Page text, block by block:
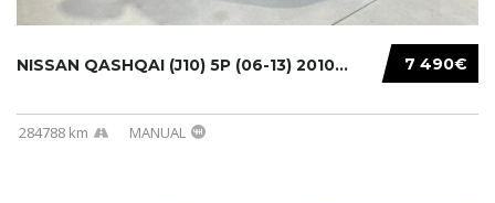
7 490€
NISSAN QASHQAI (J10) 5P (06-13) 2010...
284788 km MANUAL